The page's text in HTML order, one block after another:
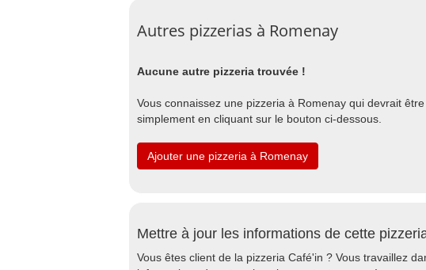
Autres pizzerias à Romenay
Aucune autre pizzeria trouvée !
Vous connaissez une pizzeria à Romenay qui devrait
simplement en cliquant sur le bouton ci-dessous.
Ajouter une pizzeria à Romenay
Mettre à jour les informations de cette
Vous êtes client de la pizzeria Café'in ? Vous travaillez